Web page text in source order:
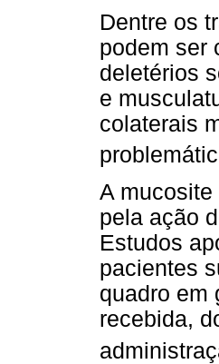
Dentre os
podem ser
deletérios
e
colaterais
A
pela ação
Estudos
pacientes
quadro em
recebida,